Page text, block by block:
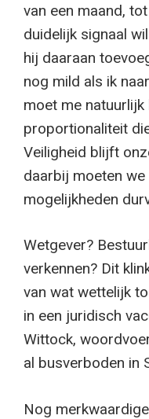
van een maand,
duidelijk signaal
hij daaraan
nog mild als ik
moet me natuurlijk
proportionaliteit
Veiligheid blijft
daarbij moeten
mogelijkheden
Wetgever?
verkennen? Dit
van wat wettelijk
in een juridisch
Wittock,
al busverboden in
Nog